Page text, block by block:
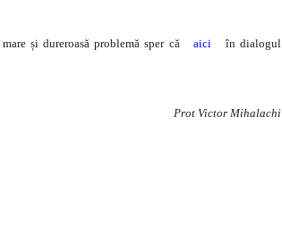
și dureroasă problemă sper că aici în dialogul
Prot Victor Mihalachi